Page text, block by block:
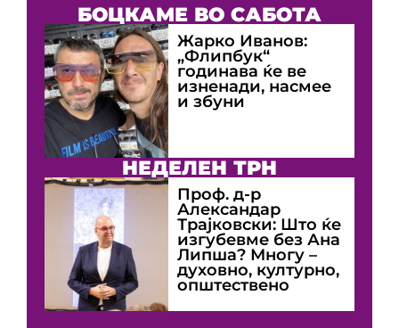
БОЦКАМЕ ВО САБОТА
Жарко Иванов:
„Флипбук“
годинава ќе ве
изненади, насмее
и збуни
НЕДЕЛЕН ТРН
Проф. д-р
Александар
Трајковски: Што ќе
изгубевме без Ана
Липша? Многу –
духовно, културно,
општествено